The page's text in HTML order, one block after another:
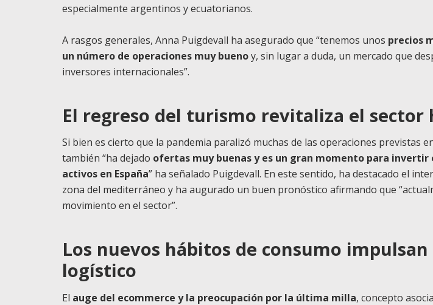
especialmente argentinos y ecuatorianos.
A rasgos generales, Anna Puigdevall ha asegurado que “tenemos unos precios
un número de operaciones muy buenoy, sin lugar a duda, un mercado que
inversores internacionales”.
El regreso del turismo revitaliza el sector
Si bien es cierto que la pandemia paralizó muchas de las operaciones previstas
también “ha dejado ofertas muy buenas y es un gran momento para invertir
activos en España” ha señalado Puigdevall. En este sentido, ha destacado el
zona del mediterráneo y ha augurado un buen pronóstico afirmando que
movimiento en el sector”.
Los nuevos hábitos de consumo
logístico
El auge del ecommerce y la preocupación por la última milla, concepto